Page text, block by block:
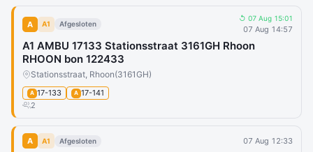
A A1 Afgesloten
↺ 07 Aug 15:01
07 Aug 14:57
A1 AMBU 17133 Stationsstraat 3161GH Rhoon
RHOON bon 122433
Stationsstraat, Rhoon(3161GH)
A 17-133 A 17-141
2
A A1 Afgesloten 07 Aug 12:33